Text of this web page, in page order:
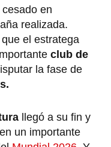
en
realizada.
el estratega
club de
la fase de
llegó a su fin y
un importante